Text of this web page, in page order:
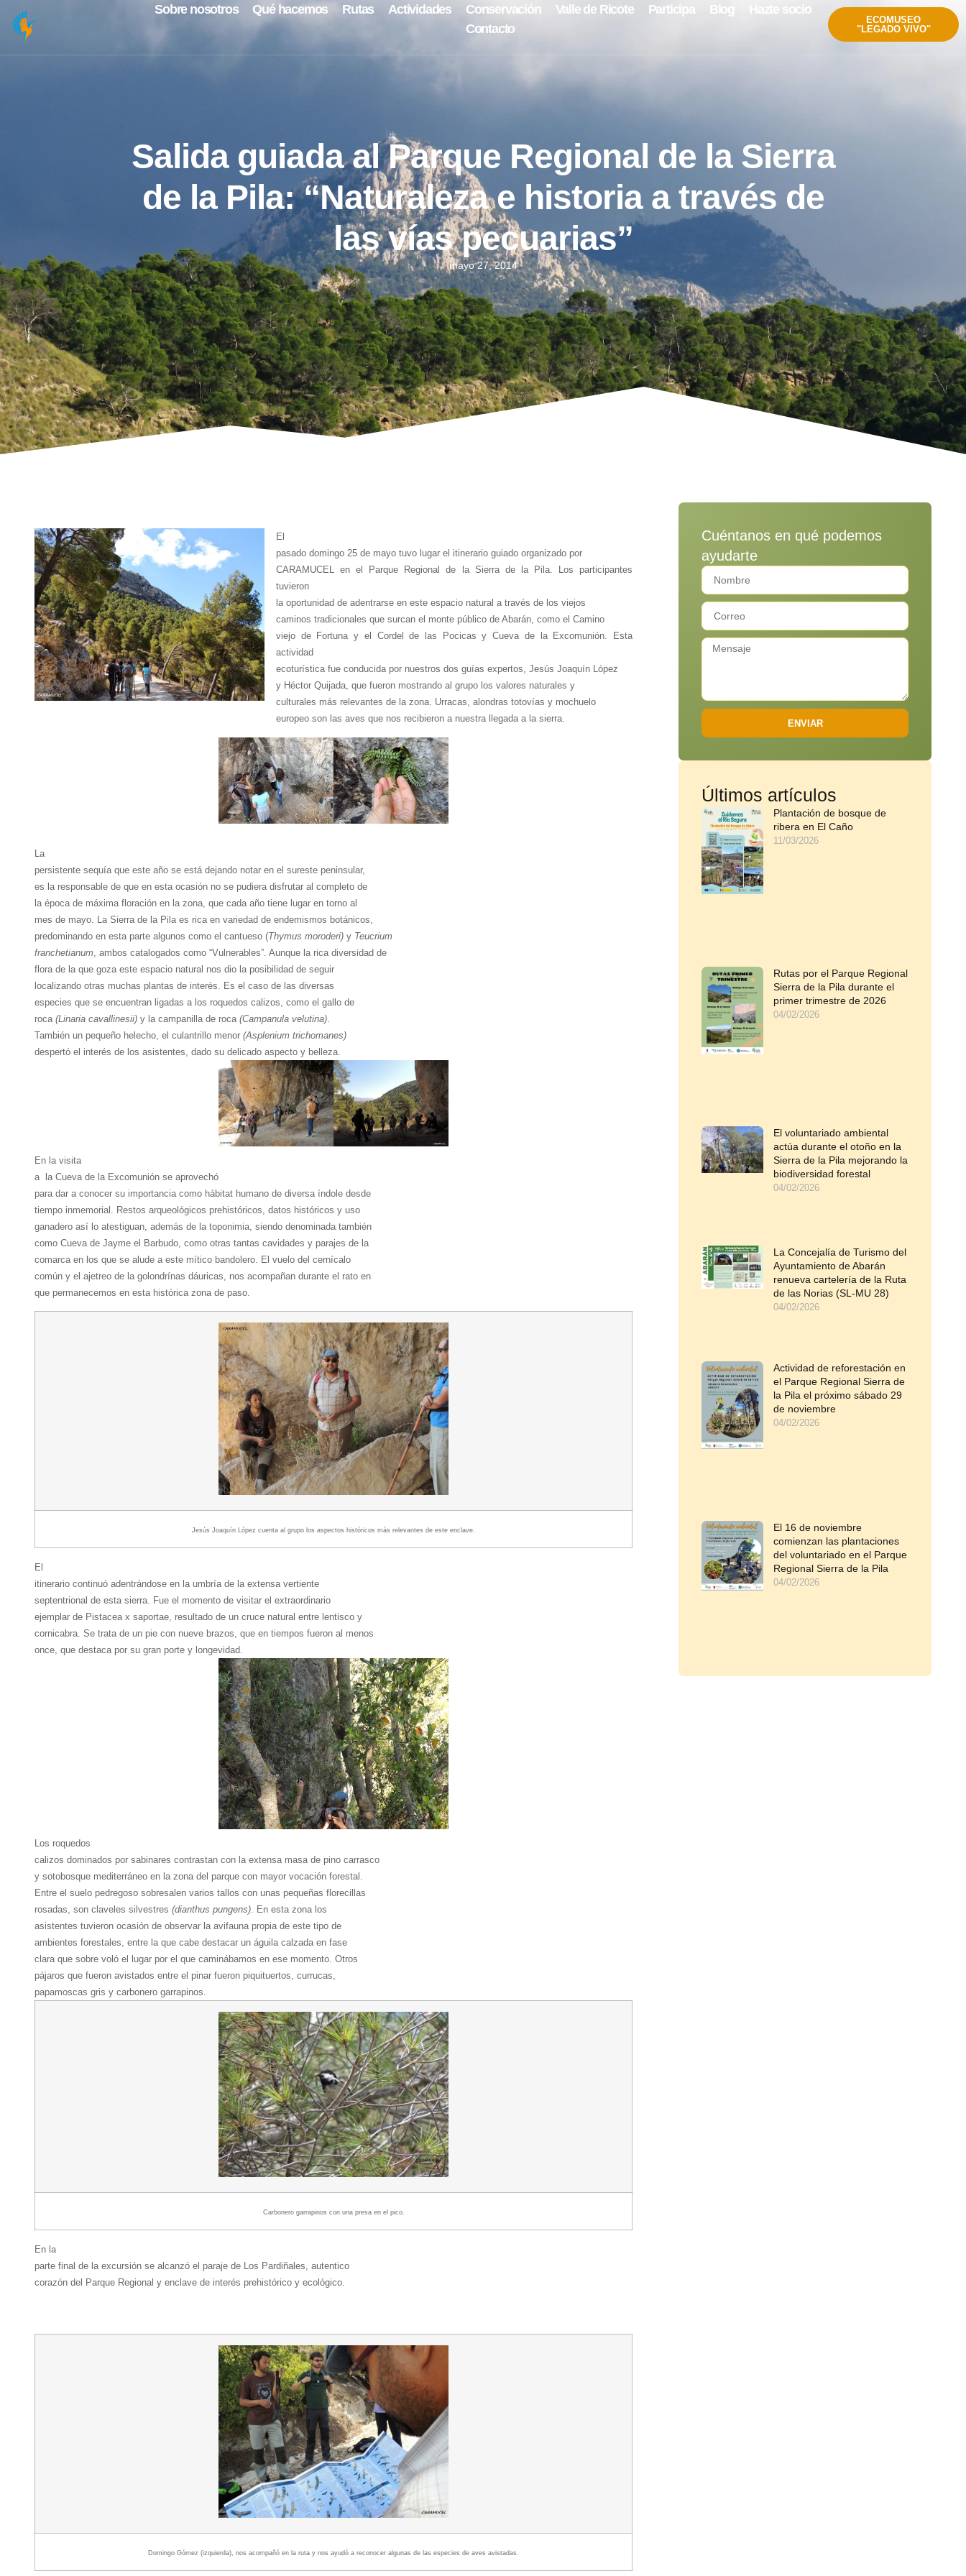
Sobre nosotros Qué hacemos Rutas Actividades Conservación Valle de Ricote Participa Blog
Hazte socio
Contacto
ECOMUSEO
"LEGADO VIVO"
Salida guiada al Parque Regional de la Sierra
de la Pila: “Naturaleza e historia a través de
las vías pecuarias”
mayo 27, 2014
El
pasado domingo 25 de mayo tuvo lugar el itinerario guiado organizado por
CARAMUCEL en el Parque Regional de la Sierra de la Pila. Los participantes
tuvieron
la oportunidad de adentrarse en este espacio natural a través de los viejos
caminos tradicionales que surcan el monte público de Abarán, como el Camino
viejo de Fortuna y el Cordel de las Pocicas y Cueva de la Excomunión. Esta
actividad
ecoturística fue conducida por nuestros dos guías expertos, Jesús Joaquín López
y Héctor Quijada, que fueron mostrando al grupo los valores naturales y
culturales más relevantes de la zona. Urracas, alondras totovías y mochuelo
europeo son las aves que nos recibieron a nuestra llegada a la sierra.
La
persistente sequía que este año se está dejando notar en el sureste peninsular,
es la responsable de que en esta ocasión no se pudiera disfrutar al completo de
la época de máxima floración en la zona, que cada año tiene lugar en torno al
mes de mayo. La Sierra de la Pila es rica en variedad de endemismos botánicos,
predominando en esta parte algunos como el cantueso (Thymus moroderi) y Teucrium
franchetianum, ambos catalogados como “Vulnerables”. Aunque la rica diversidad de
flora de la que goza este espacio natural nos dio la posibilidad de seguir
localizando otras muchas plantas de interés. Es el caso de las diversas
especies que se encuentran ligadas a los roquedos calizos, como el gallo de
roca (Linaria cavallinesii) y la campanilla de roca (Campanula velutina).
También un pequeño helecho, el culantrillo menor (Asplenium trichomanes)
despertó el interés de los asistentes, dado su delicado aspecto y belleza.
En la visita
a la Cueva de la Excomunión se aprovechó
para dar a conocer su importancia como hábitat humano de diversa índole desde
tiempo inmemorial. Restos arqueológicos prehistóricos, datos históricos y uso
ganadero así lo atestiguan, además de la toponimia, siendo denominada también
como Cueva de Jayme el Barbudo, como otras tantas cavidades y parajes de la
comarca en los que se alude a este mítico bandolero. El vuelo del cernícalo
común y el ajetreo de la golondrínas dáuricas, nos acompañan durante el rato en
que permanecemos en esta histórica zona de paso.
Jesús Joaquín López cuenta al grupo los aspectos históricos más relevantes de este enclave.
El
itinerario continuó adentrándose en la umbría de la extensa vertiente
septentrional de esta sierra. Fue el momento de visitar el extraordinario
ejemplar de Pistacea x saportae, resultado de un cruce natural entre lentisco y
cornicabra. Se trata de un pie con nueve brazos, que en tiempos fueron al menos
once, que destaca por su gran porte y longevidad.
Los roquedos
calizos dominados por sabinares contrastan con la extensa masa de pino carrasco
y sotobosque mediterráneo en la zona del parque con mayor vocación forestal.
Entre el suelo pedregoso sobresalen varios tallos con unas pequeñas florecillas
rosadas, son claveles silvestres (dianthus pungens). En esta zona los
asistentes tuvieron ocasión de observar la avifauna propia de este tipo de
ambientes forestales, entre la que cabe destacar un águila calzada en fase
clara que sobre voló el lugar por el que caminábamos en ese momento. Otros
pájaros que fueron avistados entre el pinar fueron piquituertos, currucas,
papamoscas gris y carbonero garrapinos.
Carbonero garrapinos con una presaen el pico.
En la
parte final de la excursión se alcanzó el paraje de Los Pardiñales, autentico
corazón del Parque Regional y enclave de interés prehistórico y ecológico.
Domingo Gómez (izquierda), nos acompañó en la ruta y nos ayudó a reconocer algunas de las especies de aves avistadas.
Cuéntanos en qué podemos
ayudarte
ENVIAR
Últimos artículos
Plantación de bosque de
ribera en El Caño
11/03/2026
Rutas por el Parque Regional
Sierra de la Pila durante el
primer trimestre de 2026
04/02/2026
El voluntariado ambiental
actúa durante el otoño en la
Sierra de la Pila mejorando la
biodiversidad forestal
04/02/2026
La Concejalía de Turismo del
Ayuntamiento de Abarán
renueva cartelería de la Ruta
de las Norias (SL-MU 28)
04/02/2026
Actividad de reforestación en
el Parque Regional Sierra de
la Pila el próximo sábado 29
de noviembre
04/02/2026
El 16 de noviembre
comienzan las plantaciones
del voluntariado en el Parque
Regional Sierra de la Pila
04/02/2026